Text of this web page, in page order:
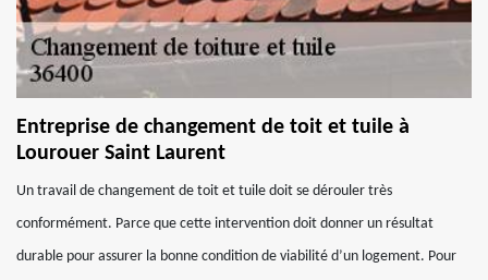
Entreprise de changement de toit et tuile à
Lourouer Saint Laurent
Un travail de changement de toit et tuile doit se dérouler très
conformément. Parce que cette intervention doit donner un résultat
durable pour assurer la bonne condition de viabilité d’un logement. Pour